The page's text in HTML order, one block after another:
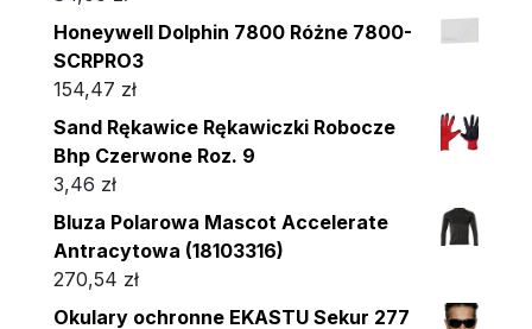
Honeywell Dolphin 7800 Różne 7800-
SCRPRO3
154,47 zł
Sand Rękawice Rękawiczki Robocze
Bhp Czerwone Roz. 9
3,46 zł
Bluza Polarowa Mascot Accelerate
Antracytowa (18103316)
270,54 zł
Okulary ochronne EKASTU Sekur 277